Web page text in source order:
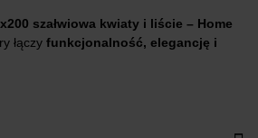
szałwiowa kwiaty i liście – Home
łączy funkcjonalność, elegancję i